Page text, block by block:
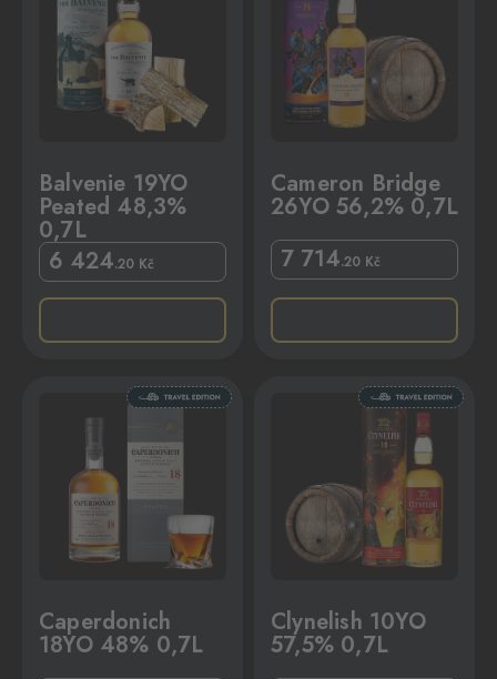
Balvenie 19YO
Peated 48,3%
0,7L
6 424.20 Kč
Cameron Bridge
26YO 56,2% 0,7L
7 714.20 Kč
Caperdonich
18YO 48% 0,7L
Clynelish 10YO
57,5% 0,7L
Clynelish 10YO 57,5% 0,7L